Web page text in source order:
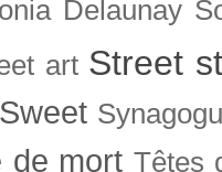
Delaunay
art Street
Sweet
de mort Têtes